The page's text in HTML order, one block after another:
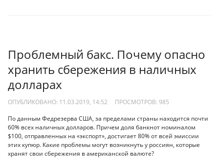
Проблемный бакс. Почему опасно
хранить сбережения в наличных
долларах
ОПУБЛИКОВАНО: 11.03.2019, 14:52 ПРОСМОТРОВ: 985
По данным Федрезерва США, за пределами страны находится почти
60% всех наличных долларов. Причем доля банкнот номиналом
$100, отправленных на «экспорт», достигает 80% от всей эмиссии
этих купюр. Какие проблемы могут возникнуть у россиян, которые
хранят свои сбережения в американской валюте?